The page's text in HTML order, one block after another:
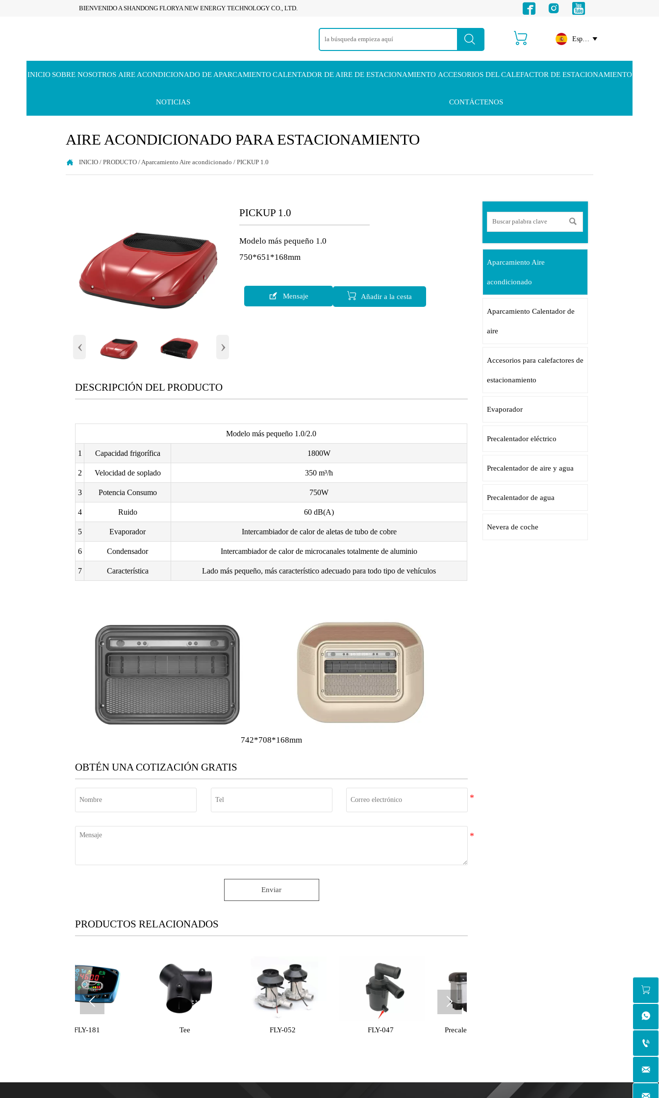
BIENVENIDO A SHANDONG FLORYA NEW ENERGY TECHNOLOGY CO., LTD.   
  Español 
INICIO SOBRE NOSOTROS AIRE ACONDICIONADO DE APARCAMIENTO CALENTADOR DE AIRE DE ESTACIONAMIENTO ACCESORIOS DEL CALEFACTOR DE ESTACIONAMIENTO
NOTICIAS CONTÁCTENOS
AIRE ACONDICIONADO PARA ESTACIONAMIENTO
 INICIO /PRODUCTO / Aparcamiento Aire acondicionado /PICKUP 1.0
‹ ›
PICKUP 1.0
Modelo más pequeño 1.0
750*651*168mm
 Mensaje  Añadir a la cesta
DESCRIPCIÓN DEL PRODUCTO
Modelo más pequeño 1.0/2.0
1 Capacidad frigorífica 1800W
2 Velocidad de soplado 350 m³/h
3 Potencia Consumo 750W
4 Ruido 60 dB(A)
5 Evaporador Intercambiador de calor de aletas de tubo de cobre
6 Condensador Intercambiador de calor de microcanales totalmente de aluminio
7 Característica Lado más pequeño, más característico adecuado para todo tipo de vehículos
742*708*168mm
OBTÉN UNA COTIZACIÓN GRATIS
Enviar
PRODUCTOS RELACIONADOS
Precalentador de agua
 

Aparcamiento Aire
acondicionado
Aparcamiento Calentador de
aire
Accesorios para calefactores de
estacionamiento
Evaporador
Precalentador eléctrico
Precalentador de aire y agua
Precalentador de agua
Nevera de coche



